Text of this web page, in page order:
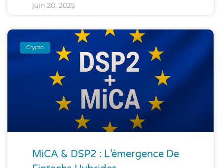
juin 20, 2025
Crypto
MiCA & DSP2 : L’émergence De